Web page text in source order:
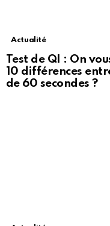
Actualité
Test de QI : On
10 différences
de 60 secondes ?